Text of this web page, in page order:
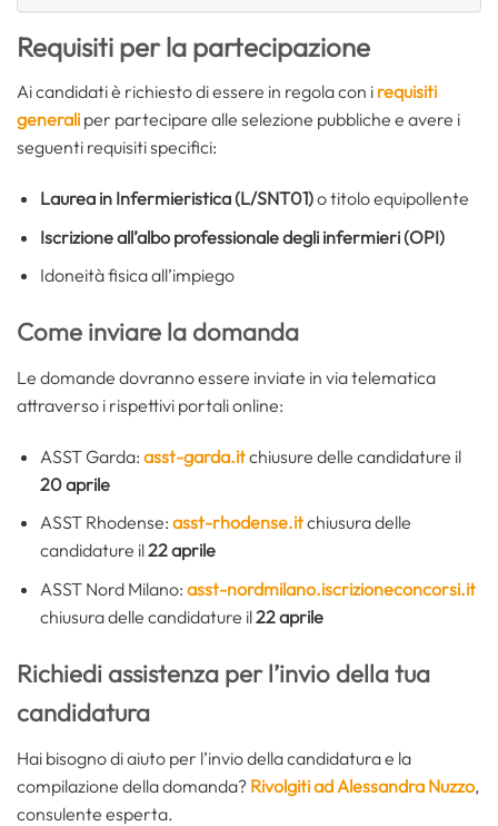
Requisiti per la partecipazione
Ai candidati è richiesto di essere in regola con i requisiti
generali per partecipare alle selezione pubbliche e avere i
seguenti requisiti specifici:
Laurea in Infermieristica (L/SNT01)o titolo equipollente
Iscrizione all’albo professionale degli infermieri (OPI)
Idoneità fisica all’impiego
Come inviare la domanda
Le domande dovranno essere inviate in via telematica
attraverso i rispettivi portali online:
ASST Garda: asst-garda.itchiusure delle candidature il
20 aprile
ASST Rhodense: asst-rhodense.itchiusura delle
candidature il22 aprile
ASST Nord Milano: asst-nordmilano.iscrizioneconcorsi.it
chiusura delle candidature il22 aprile
Richiedi assistenza per l’invio della tua
candidatura
Hai bisogno di aiuto per l’invio della candidatura e la
compilazione della domanda? Rivolgiti ad Alessandra Nuzzo,
consulente esperta.